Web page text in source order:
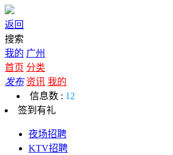
返回
搜索
我的 广州
首页 分类
发布 资讯 我的
信息数 : 12
签到有礼
夜场招聘
KTV招聘